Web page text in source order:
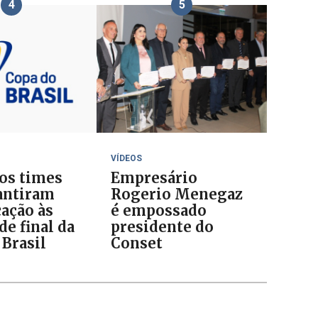
4
times
às
final da
Brasil
5
VÍDEOS
Empresário
Rogerio Menegaz
é empossado
presidente do
Conset